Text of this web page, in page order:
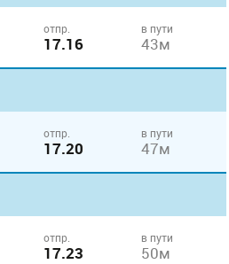
отпр.
17.16
в пути
43м
отпр.
17.20
в пути
47м
отпр.
17.23
в пути
50м